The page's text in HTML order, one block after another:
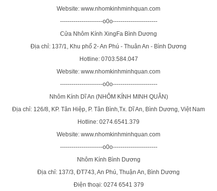
Website: www.nhomkinhminhquan.com
----------------------o0o-----------------------
Cửa Nhôm Kính XingFa Bình Dương
Địa chỉ: 137/1, Khu phố 2- An Phú - Thuân An - Bình Dương
Hotline: 0703.584.047
Website: www.nhomkinhminhquan.com
----------------------o0o-----------------------
Nhôm Kính Dĩ An (NHÔM KÍNH MINH QUÂN)
Địa chỉ: 126/8, KP. Tân Hiệp, P. Tân Bình,Tx. Dĩ An, Bình Dương, Việt Nam
Hotline: 0274.6541.379
Website: www.nhomkinhminhquan.com
----------------------o0o-----------------------
Nhôm Kính Bình Dương
Địa chỉ: 137/3, ĐT743, An Phú, Thuận An, Bình Dương
Điện thoại: 0274 6541 379